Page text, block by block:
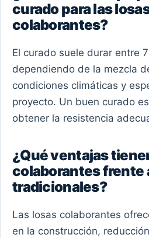
curado para las
colaborantes?
El curado suele durar entre
dependiendo de la mezcla
condiciones climáticas y
proyecto. Un buen curado
obtener la resistencia
¿Qué ventajas
colaborantes frente
tradicionales?
Las losas colaborantes
en la construcción,